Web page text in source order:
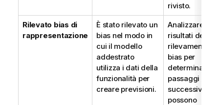
rivisto.
Rilevato bias di
rappresentazione
È stato rilevato un
bias nel modo in
cui il modello
addestrato
utilizza i dati della
funzionalità per
creare previsioni.
Analizzare i
risultati del
rilevamento
bias per
determinare i
passaggi
successivi,
possono